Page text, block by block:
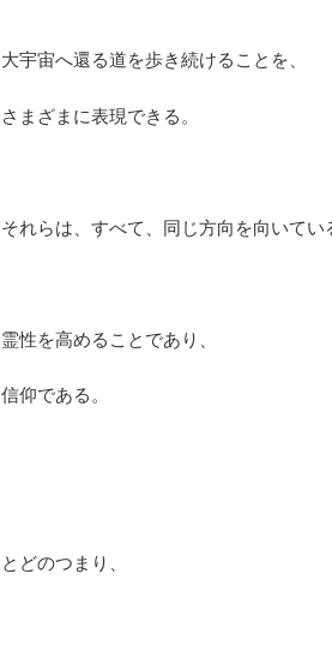
大宇宙へ還る道を歩き続けることを、
さまざまに表現できる。
それらは、すべて、同じ方向を向いてい
霊性を高めることであり、
信仰である。
とどのつまり、